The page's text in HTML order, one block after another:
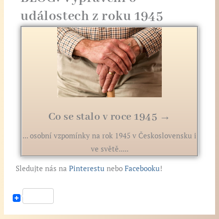
událostech z roku 1945
Co se stalo v roce 1945 →
... osobní vzpomínky na rok 1945 v Československu i
ve světě.....
Sledujte nás naPinterestu neboFacebooku!